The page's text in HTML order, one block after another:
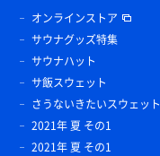
オンラインストア
サウナグッズ特集
サウナハット
サ飯スウェット
さうないきたいスウェット
2021年 夏 その1
2021年 夏 その1